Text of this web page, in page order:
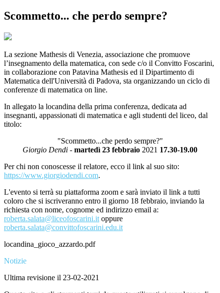
Scommetto... che perdo sempre?
La sezione Mathesis di Venezia, associazione che promuove
l’insegnamento della matematica, con sede c/o il Convitto Foscarini,
in collaborazione con Patavina Mathesis ed il Dipartimento di
Matematica dell'Università di Padova, sta organizzando un ciclo di
conferenze di matematica on line.
In allegato la locandina della prima conferenza, dedicata ad
insegnanti, appassionati di matematica e agli studenti del liceo, dal
titolo:
"Scommetto...che perdo sempre?"
Giorgio Dendi - martedì 23 febbraio 2021 17.30-19.00
Per chi non conoscesse il relatore, ecco il link al suo sito:
https://www.giorgiodendi.com.
L'evento si terrà su piattaforma zoom e sarà inviato il link a tutti
coloro che si iscriveranno entro il giorno 18 febbraio, inviando la
richiesta con nome, cognome ed indirizzo email a:
roberta.salata@liceofoscarini.it oppure
roberta.salata@convittofoscarini.edu.it
locandina_gioco_azzardo.pdf
Notizie
Ultima revisione il 23-02-2021